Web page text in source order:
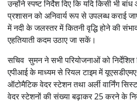
उन्होंने स्पष्ट निर्देश दिए कि यदि किसी भी
प्रशासन को अनिवार्य रूप से उपलब्ध कराई
में नदी के जलस्तर में कितनी वृद्धि होने की
एहतियाती कदम उठाए जा सकें।
सचिव सुमन ने सभी परियोजनाओं को निर्देशित
एपीआई के माध्यम से रियल टाइम में
ऑटोमैटिक वेदर स्टेशन तथा अर्ली वार्निंग
वेदर स्टेशनों की संख्या बढ़ाकर 25 करने के